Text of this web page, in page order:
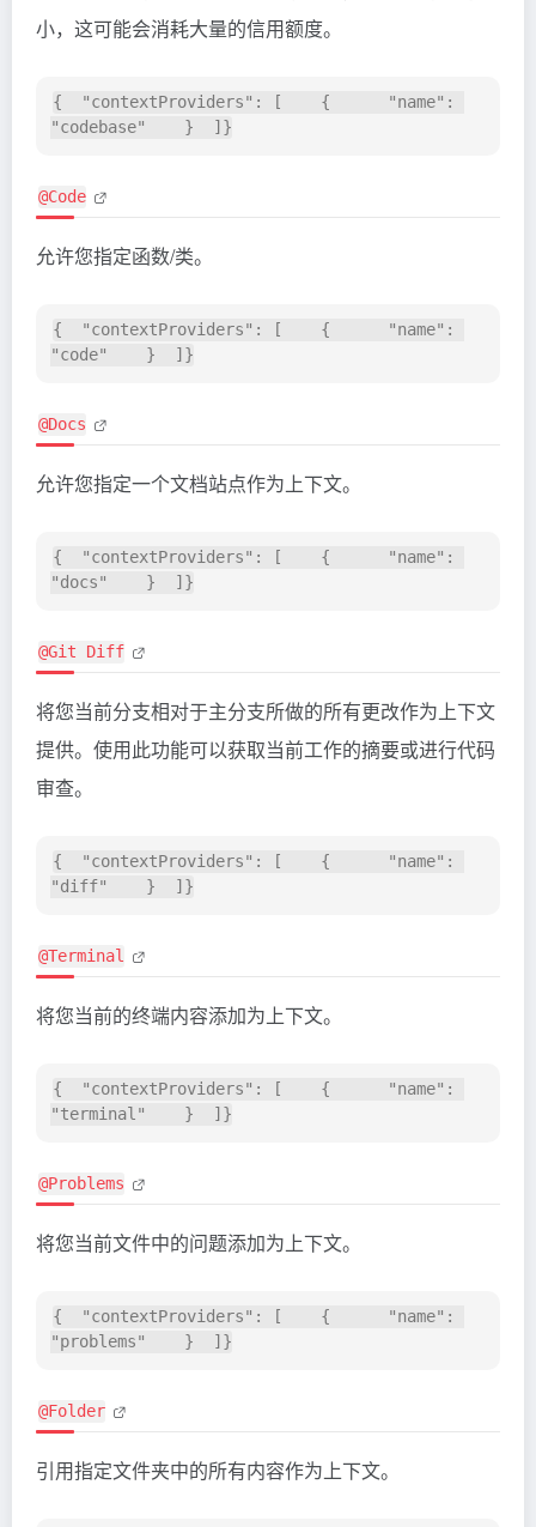
小，这可能会消耗大量的信用额度。
{  "contextProviders": [    {      "name":
@Code
允许您指定函数/类。
{  "contextProviders": [    {      "name":
@Docs
允许您指定一个文档站点作为上下文。
{  "contextProviders": [    {      "name":
@Git Diff
将您当前分支相对于主分支所做的所有更改作为上下文
提供。使用此功能可以获取当前工作的摘要或进行代码
审查。
{  "contextProviders": [    {      "name":
@Terminal
将您当前的终端内容添加为上下文。
{  "contextProviders": [    {      "name":
@Problems
将您当前文件中的问题添加为上下文。
{  "contextProviders": [    {      "name":
@Folder
引用指定文件夹中的所有内容作为上下文。